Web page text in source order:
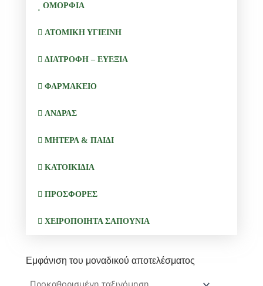
ΟΜΟΡΦΙΑ
ΑΤΟΜΙΚΗ ΥΓΙΕΙΝΗ
ΔΙΑΤΡΟΦΗ – ΕΥΕΞΙΑ
ΦΑΡΜΑΚΕΙΟ
ΑΝΔΡΑΣ
ΜΗΤΕΡΑ & ΠΑΙΔΙ
ΚΑΤΟΙΚΙΔΙΑ
ΠΡΟΣΦΟΡΕΣ
ΧΕΙΡΟΠΟΙΗΤΑ ΣΑΠΟΥΝΙΑ
Εμφάνιση του μοναδικού αποτελέσματος